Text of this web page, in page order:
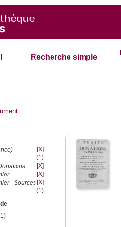
Recherche simple
[X]
(1)
[X]
[X]
- Sources [X]
(1)